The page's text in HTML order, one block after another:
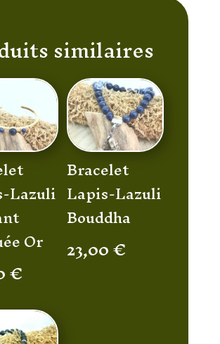
similaires
Lazuli
Or
€
Bracelet
Lapis-Lazuli
Bouddha
23,00€